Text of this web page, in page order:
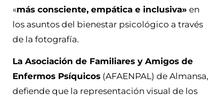
«más consciente, empática e inclusiva» en
los asuntos del bienestar psicológico a través
de la fotografía.
La Asociación de Familiares y Amigos de
Enfermos Psíquicos (AFAENPAL) de Almansa,
defiende que la representación visual de los